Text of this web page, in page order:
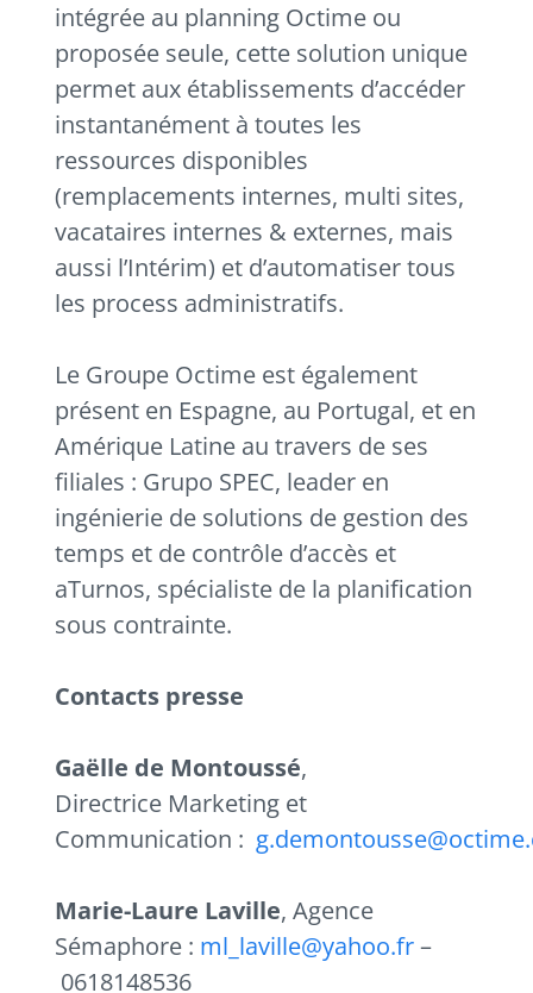
intégrée au planning Octime ou
proposée seule, cette solution unique
permet aux établissements d’accéder
instantanément à toutes les
ressources disponibles
(remplacements internes, multi sites,
vacataires internes & externes, mais
aussi l’Intérim) et d’automatiser tous
les process administratifs.
Le Groupe Octime est également
présent en Espagne, au Portugal, et en
Amérique Latine au travers de ses
filiales : Grupo SPEC, leader en
ingénierie de solutions de gestion des
temps et de contrôle d’accès et
aTurnos, spécialiste de la planification
sous contrainte.
Contacts presse
Gaëlle de Montoussé,
Directrice Marketing et
Communication :
Marie-Laure Laville, Agence
Sémaphore : ml_laville@yahoo.fr–
0618148536